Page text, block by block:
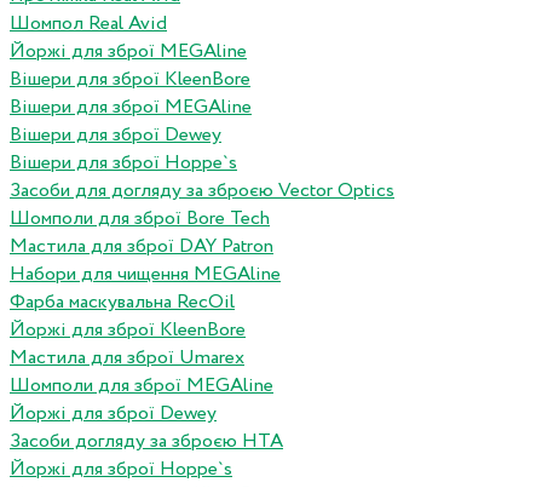
Шомпол Real Avid
Йоржі для зброї MEGAline
Вішери для зброї KleenBore
Вішери для зброї MEGAline
Вішери для зброї Dewey
Вішери для зброї Hoppe`s
Засоби для догляду за зброєю Vector Optics
Шомполи для зброї Bore Tech
Мастила для зброї DAY Patron
Набори для чищення MEGAline
Фарба маскувальна RecOil
Йоржі для зброї KleenBore
Мастила для зброї Umarex
Шомполи для зброї MEGAline
Йоржі для зброї Dewey
Засоби догляду за зброєю HTA
Йоржі для зброї Hoppe`s